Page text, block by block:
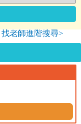
找老師進階搜尋>